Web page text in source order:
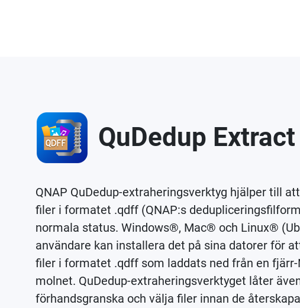
QuDedup Extract
QNAP QuDedup-extraheringsverktyg hjälper till
filer i formatet .qdff (QNAP:s
normala status. Windows®, Mac® och Linux®
användare kan installera det på sina datorer för
filer i formatet .qdff som laddats ned från en fjärr-
molnet. QuDedup-extraheringsverktyget låter
förhandsgranska och välja filer innan de